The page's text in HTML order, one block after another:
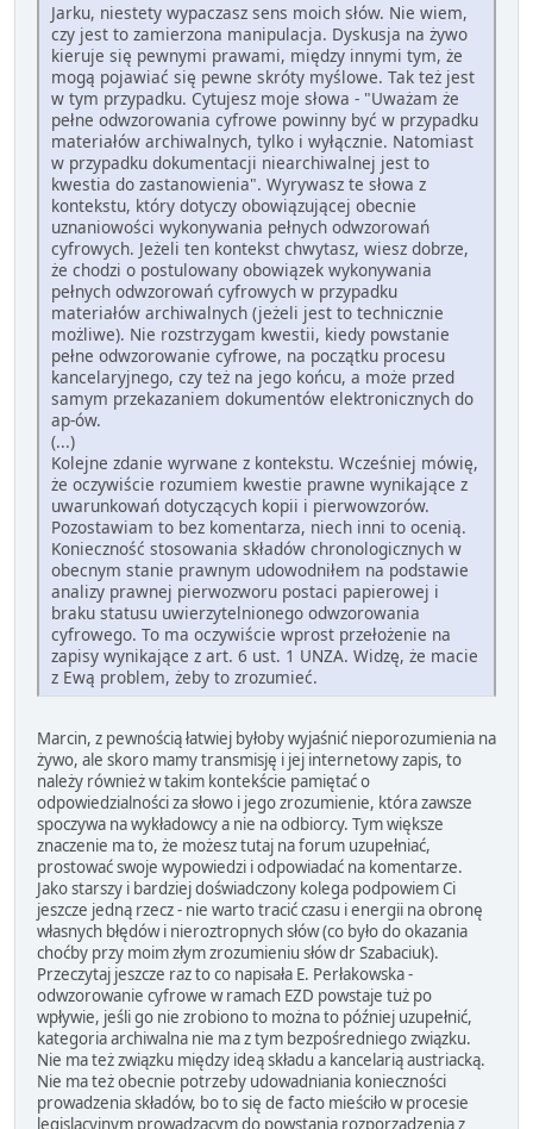
Jarku, niestety wypaczasz sens moich słów. Nie wiem,
czy jest to zamierzona manipulacja. Dyskusja na żywo
kieruje się pewnymi prawami, między innymi tym, że
mogą pojawiać się pewne skróty myślowe. Tak też jest
w tym przypadku. Cytujesz moje słowa - "Uważam że
pełne odwzorowania cyfrowe powinny być w przypadku
materiałów archiwalnych, tylko i wyłącznie. Natomiast
w przypadku dokumentacji niearchiwalnej jest to
kwestia do zastanowienia". Wyrywasz te słowa z
kontekstu, który dotyczy obowiązującej obecnie
uznaniowości wykonywania pełnych odwzorowań
cyfrowych. Jeżeli ten kontekst chwytasz, wiesz dobrze,
że chodzi o postulowany obowiązek wykonywania
pełnych odwzorowań cyfrowych w przypadku
materiałów archiwalnych (jeżeli jest to technicznie
możliwe). Nie rozstrzygam kwestii, kiedy powstanie
pełne odwzorowanie cyfrowe, na początku procesu
kancelaryjnego, czy też na jego końcu, a może przed
samym przekazaniem dokumentów elektronicznych do
ap-ów.
(...)
Kolejne zdanie wyrwane z kontekstu. Wcześniej mówię,
że oczywiście rozumiem kwestie prawne wynikające z
uwarunkowań dotyczących kopii i pierwowzorów.
Pozostawiam to bez komentarza, niech inni to ocenią.
Konieczność stosowania składów chronologicznych w
obecnym stanie prawnym udowodniłem na podstawie
analizy prawnej pierwozworu postaci papierowej i
braku statusu uwierzytelnionego odwzorowania
cyfrowego. To ma oczywiście wprost przełożenie na
zapisy wynikające z art. 6 ust. 1 UNZA. Widzę, że macie
z Ewą problem, żeby to zrozumieć.
Marcin, z pewnością łatwiej byłoby wyjaśnić nieporozumienia na
żywo, ale skoro mamy transmisję i jej internetowy zapis, to
należy również w takim kontekście pamiętać o
odpowiedzialności za słowo i jego zrozumienie, która zawsze
spoczywa na wykładowcy a nie na odbiorcy. Tym większe
znaczenie ma to, że możesz tutaj na forum uzupełniać,
prostować swoje wypowiedzi i odpowiadać na komentarze.
Jako starszy i bardziej doświadczony kolega podpowiem Ci
jeszcze jedną rzecz - nie warto tracić czasu i energii na obronę
własnych błędów i nieroztropnych słów (co było do okazania
choćby przy moim złym zrozumieniu słów dr Szabaciuk).
Przeczytaj jeszcze raz to co napisała E. Perłakowska -
odwzorowanie cyfrowe w ramach EZD powstaje tuż po
wpływie, jeśli go nie zrobiono to można to później uzupełnić,
kategoria archiwalna nie ma z tym bezpośredniego związku.
Nie ma też związku między ideą składu a kancelarią austriacką.
Nie ma też obecnie potrzeby udowadniania konieczności
prowadzenia składów, bo to się de facto mieściło w procesie
legislacyjnym prowadzącym do powstania rozporządzenia z